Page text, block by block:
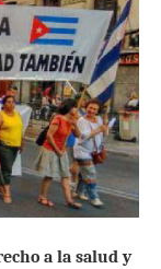
a la salud y